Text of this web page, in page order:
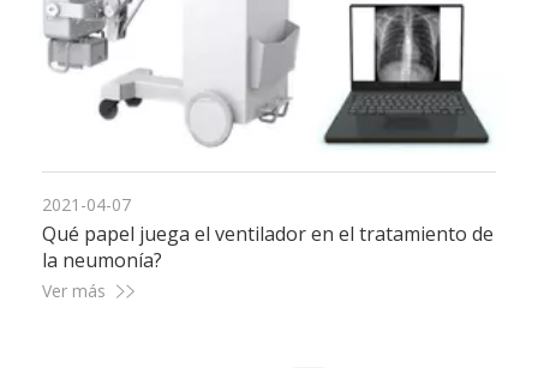
2021-04-07
Qué papel juega el ventilador en el tratamiento de
la neumonía?
Ver más